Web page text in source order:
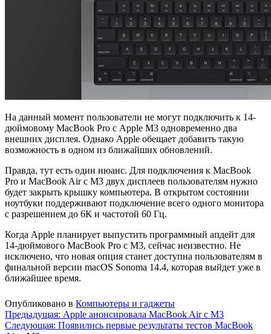
На данный момент пользователи не могут подключить к 14-
дюймовому MacBook Pro с Apple M3 одновременно два
внешних дисплея. Однако Apple обещает добавить такую
возможность в одном из ближайших обновлений.
Правда, тут есть один нюанс. Для подключения к MacBook
Pro и MacBook Air с M3 двух дисплеев пользователям нужно
будет закрыть крышку компьютера. В открытом состоянии
ноутбуки поддерживают подключение всего одного монитора
с разрешением до 6К и частотой 60 Гц.
Когда Apple планирует выпустить программный апдейт для
14-дюймового MacBook Pro с M3, сейчас неизвестно. Не
исключено, что новая опция станет доступна пользователям в
финальной версии macOS Sonoma 14.4, которая выйдет уже в
ближайшее время.
Опубликовано в Компьютеры и гаджеты
Навигация
Предыдущая: Apple анонсировала MacBook Air с M3
Следующая: Появились первые результаты тестов MacBook